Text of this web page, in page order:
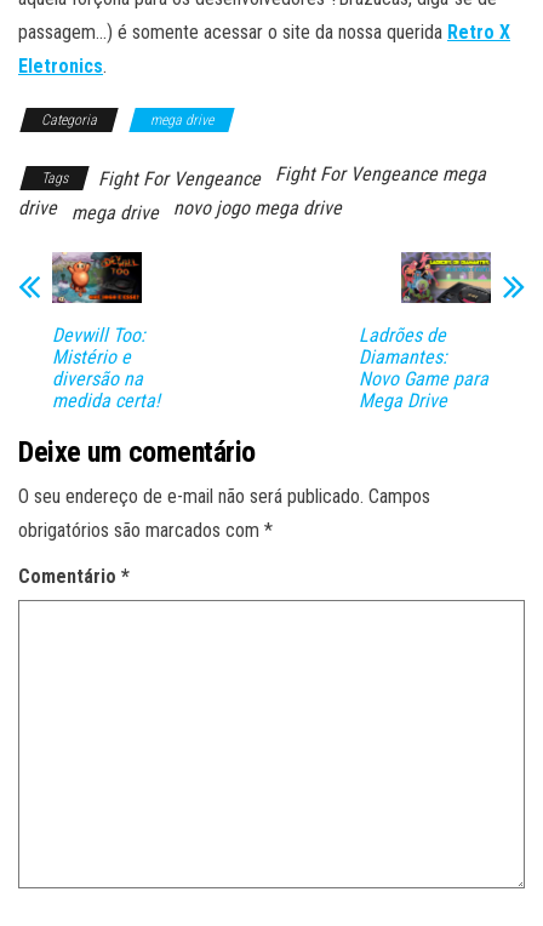
passagem…) é somente acessar o site da nossa querida Retro X
Eletronics.
Categoria mega drive
Tags Fight For Vengeance
Fight For Vengeance mega
drive
mega drive novo jogo mega drive
Devwill Too:
Mistério e
diversão na
medida certa!
Ladrões de
Diamantes:
Novo Game para
Mega Drive
Deixe um comentário
O seu endereço de e-mail não será publicado. Campos
obrigatórios são marcados com *
Comentário *